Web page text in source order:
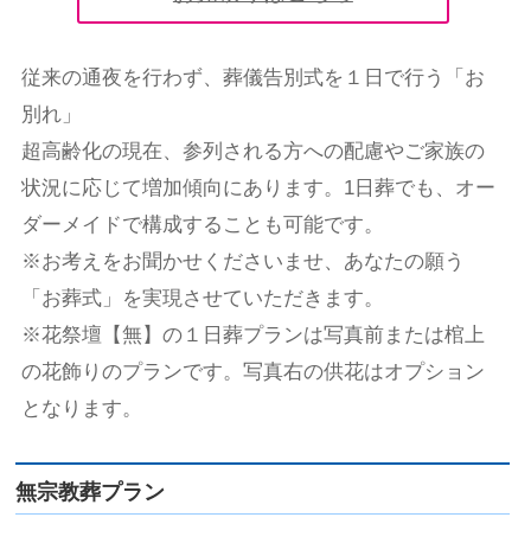
従来の通夜を行わず、葬儀告別式を１日で行う「お
別れ」
超高齢化の現在、参列される方への配慮やご家族の
状況に応じて増加傾向にあります。1日葬でも、オー
ダーメイドで構成することも可能です。
※お考えをお聞かせくださいませ、あなたの願う
「お葬式」を実現させていただきます。
※花祭壇【無】の１日葬プランは写真前または棺上
の花飾りのプランです。写真右の供花はオプション
となります。
無宗教葬プラン